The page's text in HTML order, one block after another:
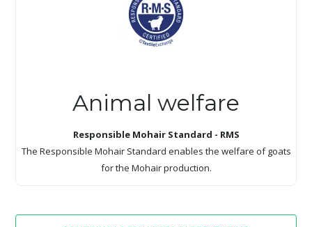
Animal welfare
Responsible Mohair Standard - RMS
The Responsible Mohair Standard enables the welfare of goats
for the Mohair production.